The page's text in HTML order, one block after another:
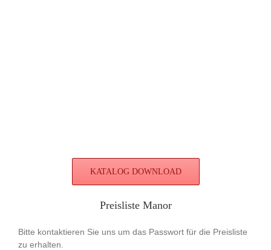
KATALOG DOWNLOAD
Preisliste Manor
Bitte kontaktieren Sie uns um das Passwort für die Preisliste
zu erhalten.